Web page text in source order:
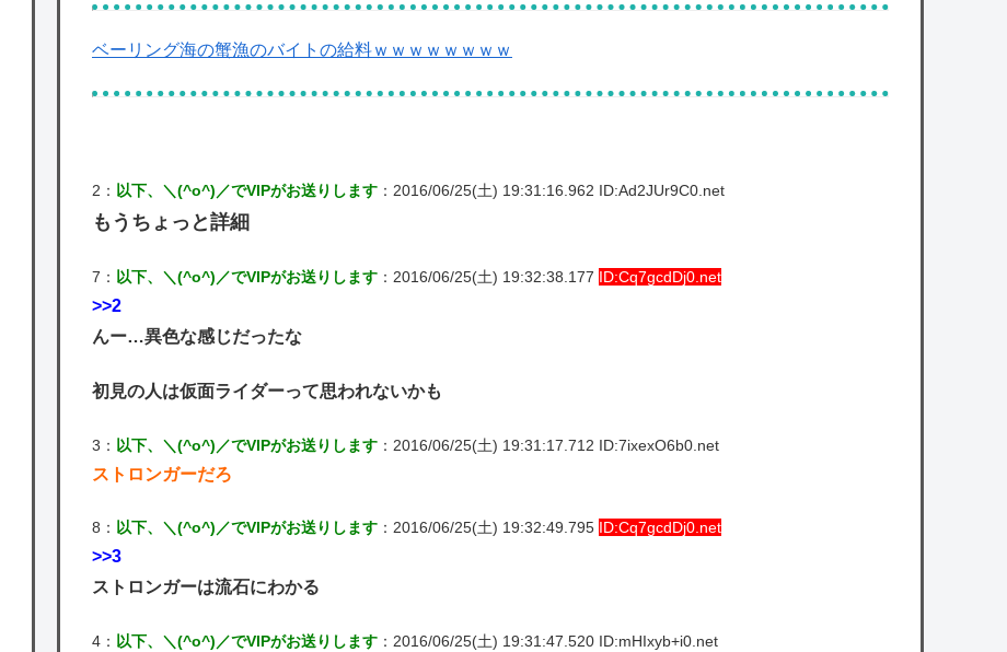
ベーリング海の蟹漁のバイトの給料ｗｗｗｗｗｗｗｗ
2： 以下、＼(^o^)／でVIPがお送りします ：2016/06/25(土) 19:31:16.962 ID:Ad2JUr9C0.net
もうちょっと詳細
7： 以下、＼(^o^)／でVIPがお送りします ：2016/06/25(土) 19:32:38.177 ID:Cq7gcdDj0.net
>>2
んー…異色な感じだったな
初見の人は仮面ライダーって思われないかも
3： 以下、＼(^o^)／でVIPがお送りします ：2016/06/25(土) 19:31:17.712 ID:7ixexO6b0.net
ストロンガーだろ
8： 以下、＼(^o^)／でVIPがお送りします ：2016/06/25(土) 19:32:49.795 ID:Cq7gcdDj0.net
>>3
ストロンガーは流石にわかる
4： 以下、＼(^o^)／でVIPがお送りします ：2016/06/25(土) 19:31:47.520 ID:mHIxyb+i0.net